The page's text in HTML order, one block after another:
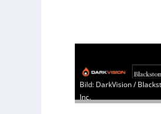
Bild: DarkVision /
Inc.